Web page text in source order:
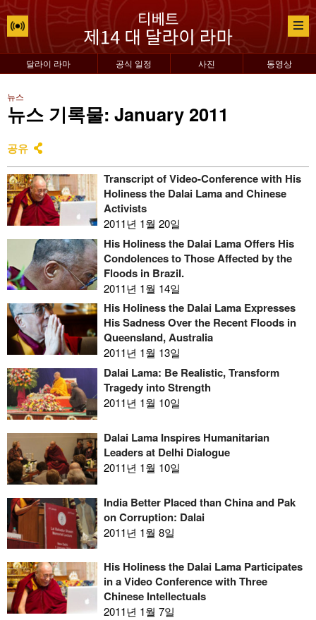
달라이 라마 공식 일정 사진 동영상
뉴스
뉴스 기록물: January 2011
공유
Transcript of Video-Conference with His
Holiness the Dalai Lama and Chinese
Activists
2011년 1월 20일
His Holiness the Dalai Lama Offers His
Condolences to Those Affected by the
Floods in Brazil.
2011년 1월 14일
His Holiness the Dalai Lama Expresses
His Sadness Over the Recent Floods in
Queensland, Australia
2011년 1월 13일
Dalai Lama: Be Realistic, Transform
Tragedy into Strength
2011년 1월 10일
Dalai Lama Inspires Humanitarian
Leaders at Delhi Dialogue
2011년 1월 10일
India Better Placed than China and Pak
on Corruption: Dalai
2011년 1월 8일
His Holiness the Dalai Lama Participates
in a Video Conference with Three
Chinese Intellectuals
2011년 1월 7일